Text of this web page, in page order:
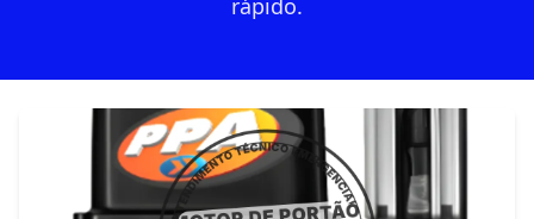
rápido.